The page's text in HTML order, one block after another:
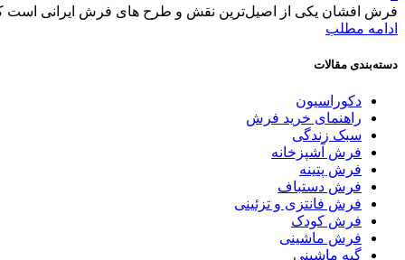
فرش افشان یکی از اصیل‌ترین نقش و طرح های فرش ایرانی است که
ادامه مطلب
دسته‌بندی مقالات
دکوراسیون
راهنمای خرید فرش
سبک زندگی
فرش آشپزخانه
فرش پتینه
فرش دستباف
فرش فانتزی و تزئینی
فرش کودک
فرش ماشینی
گبه ماشینی